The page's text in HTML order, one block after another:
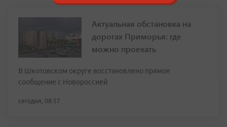
Актуальная обстановка на
дорогах Приморья: где
можно проехать
В Шкотовском округе восстановлено прямое
сообщение с Новороссией
сегодня, 08:57